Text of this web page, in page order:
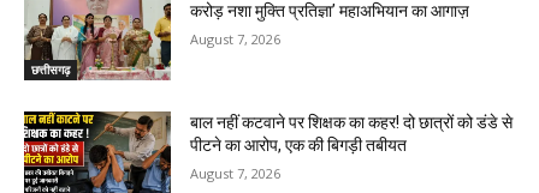
छत्तीसगढ़
करोड़ नशा मुक्ति प्रतिज्ञा’ महाअभियान का आगाज़
August 7, 2026
बाल नहीं कटवाने पर शिक्षक का कहर! दो छात्रों को डंडे से
पीटने का आरोप, एक की बिगड़ी तबीयत
August 7, 2026